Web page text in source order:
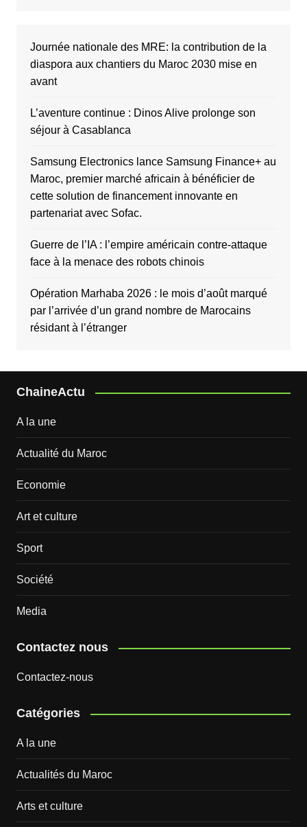
Journée nationale des MRE: la contribution de la
diaspora aux chantiers du Maroc 2030 mise en
avant
L’aventure continue : Dinos Alive prolonge son
séjour à Casablanca
Samsung Electronics lance Samsung Finance+ au
Maroc, premier marché africain à bénéficier de
cette solution de financement innovante en
partenariat avec Sofac.
Guerre de l’IA : l’empire américain contre-attaque
face à la menace des robots chinois
Opération Marhaba 2026 : le mois d’août marqué
par l’arrivée d’un grand nombre de Marocains
résidant à l’étranger
ChaineActu
A la une
Actualité du Maroc
Economie
Art et culture
Sport
Société
Media
Contactez nous
Contactez-nous
Catégories
A la une
Actualités du Maroc
Arts et culture